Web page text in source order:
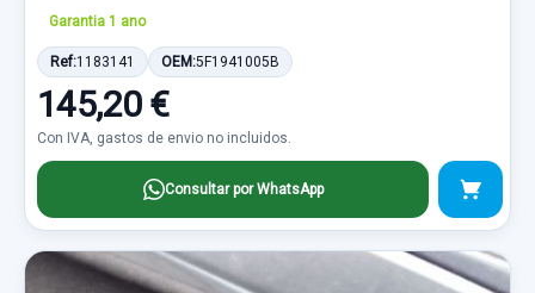
Garantia 1 ano
Ref:1183141 OEM:5F1941005B
145,20 €
Con IVA, gastos de envio no incluidos.
Consultar por WhatsApp